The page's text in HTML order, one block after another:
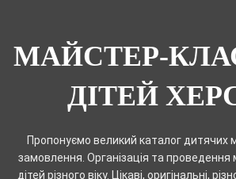
МАЙСТЕР-
ДІТЕЙ
Пропонуємо великий каталог дитячих
замовлення. Організація та проведення
дітей різного віку. Цікаві, оригінальні,